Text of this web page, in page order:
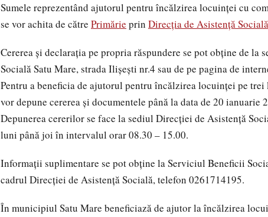
Sumele reprezentând ajutorul pentru încălzirea locuinței cu
se vor achita de către Primărie prin Direcția de Asistență Socială
Cererea și declarația pe propria răspundere se pot obține de la
Socială Satu Mare, strada Ilișești nr.4 sau de pe pagina de
Pentru a beneficia de ajutorul pentru încălzirea locuinței pe
vor depune cererea și documentele până la data de 20 ianuarie
Depunerea cererilor se face la sediul Direcției de Asistență
luni până joi în intervalul orar 08.30 – 15.00.
Informații suplimentare se pot obține la Serviciul Beneficii
cadrul Direcției de Asistență Socială, telefon 0261714195.
În municipiul Satu Mare beneficiază de ajutor la încălzirea